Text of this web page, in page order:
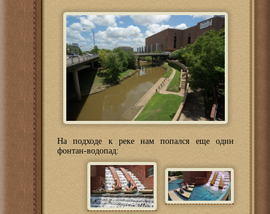
На подходе к реке нам попался еще один
фонтан-водопад: